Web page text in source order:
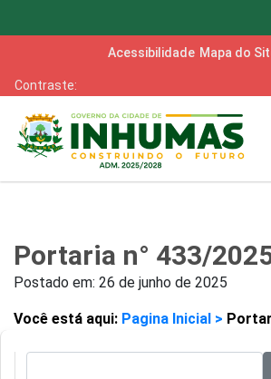
Acessibilidade Mapa do
Contraste:
Portaria n° 433/
Postado em: 26 de junho de 2025
Você está aqui: Pagina Inicial >